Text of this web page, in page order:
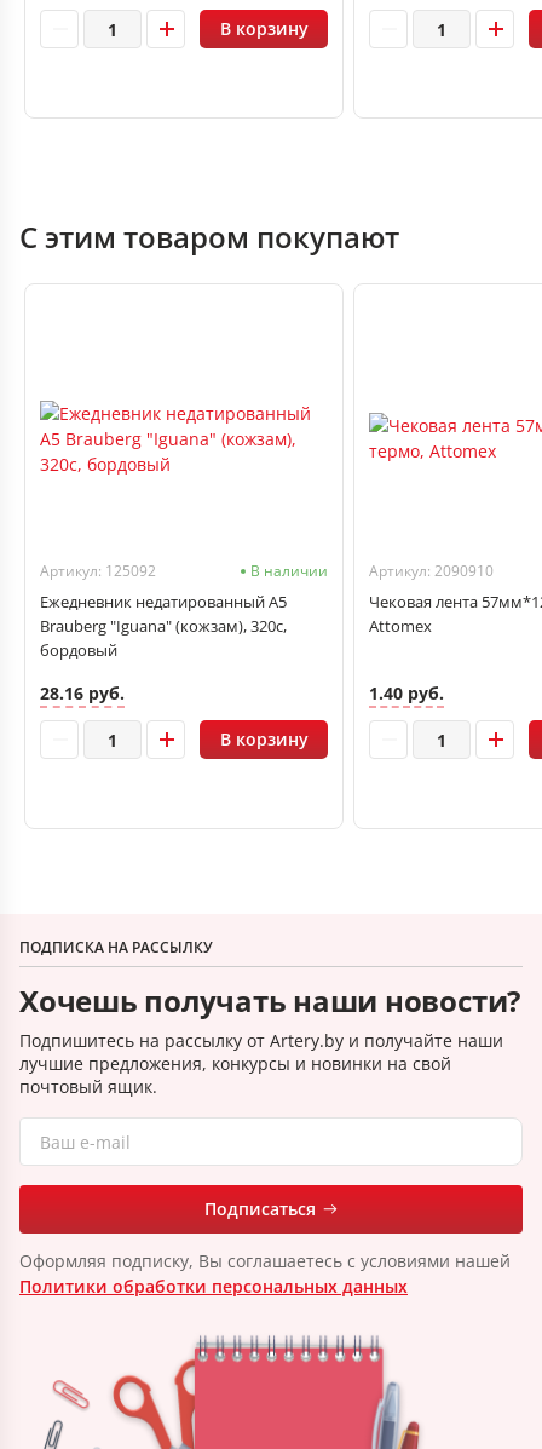
В корзину
С этим товаром покупают
Артикул: 125092 В наличии
Ежедневник недатированный А5
Brauberg "Iguana" (кожзам), 320с,
бордовый
28.16 руб.
В корзину
Артикул: 2090910
Чековая лента
Attomex
1.40 руб.
ПОДПИСКА НА РАССЫЛКУ
Хочешь получать наши новости?
Подпишитесь на рассылку от Artery.by и получайте наши
лучшие предложения, конкурсы и новинки на свой
почтовый ящик.
Подписаться
Оформляя подписку, Вы соглашаетесь с условиями нашей
Политики обработки персональных данных